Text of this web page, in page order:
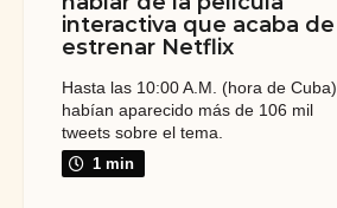
interactiva que acaba de
estrenar Netflix
Hasta las 10:00 A.M. (hora de Cuba),
habían aparecido más de 106 mil
tweets sobre el tema.
1 min